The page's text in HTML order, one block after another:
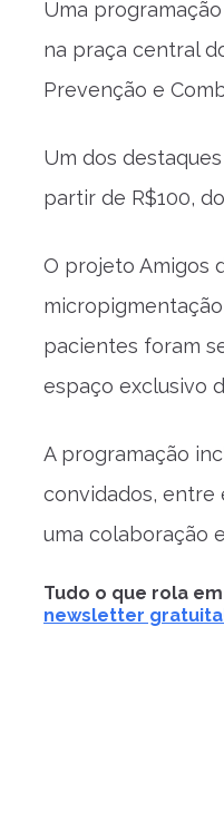
Uma
na praça central
Prevenção e
Um dos
partir de R$100,
O projeto Amigos
pacientes foram
espaço exclusivo
A programação
convidados, entre
uma colaboração
Tudo o que rola
newsletter